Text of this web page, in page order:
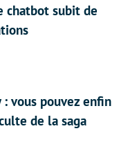
chatbot subit de
: vous pouvez enfin
de la saga